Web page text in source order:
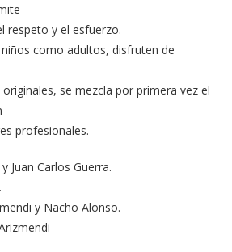
respeto y el esfuerzo.
como adultos, disfruten de
se mezcla por primera vez el
profesionales.
Juan Carlos Guerra.
y Nacho Alonso.